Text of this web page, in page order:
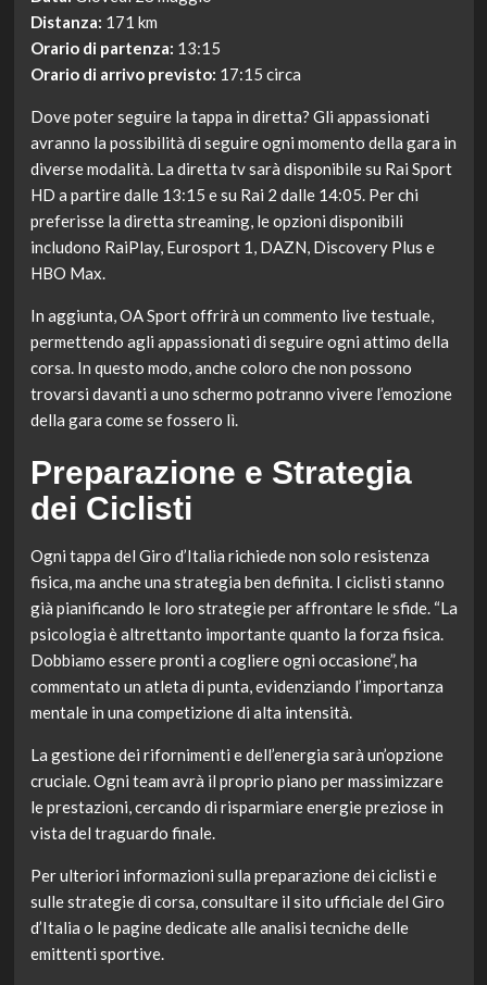
Distanza: 171 km
Orario di partenza: 13:15
Orario di arrivo previsto: 17:15 circa
Dove poter seguire la tappa in diretta? Gli appassionati
avranno la possibilità di seguire ogni momento della gara in
diverse modalità. La diretta tv sarà disponibile su Rai Sport
HD a partire dalle 13:15 e su Rai 2 dalle 14:05. Per chi
preferisse la diretta streaming, le opzioni disponibili
includono RaiPlay, Eurosport 1, DAZN, Discovery Plus e
HBO Max.
In aggiunta, OA Sport offrirà un commento live testuale,
permettendo agli appassionati di seguire ogni attimo della
corsa. In questo modo, anche coloro che non possono
trovarsi davanti a uno schermo potranno vivere l’emozione
della gara come se fossero lì.
Preparazione e Strategia
dei Ciclisti
Ogni tappa del Giro d’Italia richiede non solo resistenza
fisica, ma anche una strategia ben definita. I ciclisti stanno
già pianificando le loro strategie per affrontare le sfide. “La
psicologia è altrettanto importante quanto la forza fisica.
Dobbiamo essere pronti a cogliere ogni occasione”, ha
commentato un atleta di punta, evidenziando l’importanza
mentale in una competizione di alta intensità.
La gestione dei rifornimenti e dell’energia sarà un’opzione
cruciale. Ogni team avrà il proprio piano per massimizzare
le prestazioni, cercando di risparmiare energie preziose in
vista del traguardo finale.
Per ulteriori informazioni sulla preparazione dei ciclisti e
sulle strategie di corsa, consultare il sito ufficiale del Giro
d’Italia o le pagine dedicate alle analisi tecniche delle
emittenti sportive.